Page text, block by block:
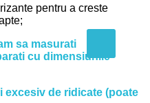
pentru a creste
sa masurati
cu dimensiunile
excesiv de ridicate (poate